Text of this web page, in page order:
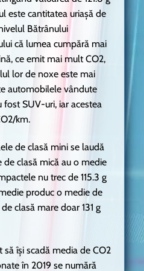
este cantitatea uriașă de
Bătrânului
că lumea cumpără mai
ce emit mai mult CO2,
lor de noxe este mai
automobilele vândute
SUV-uri, iar acestea
km.
de clasă mini se laudă
de clasă mică au o medie
nu trec de 115.3 g
produc o medie de
clasă mare doar 131 g
să își scadă media de CO2
în 2019 se numără